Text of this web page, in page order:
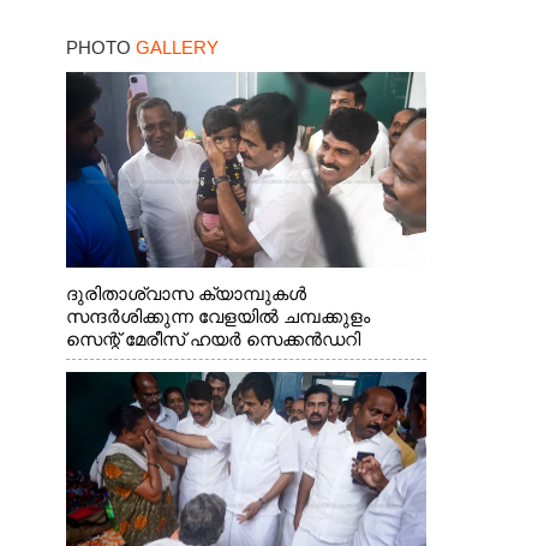
PHOTO GALLERY
ദുരിതാശ്വാസ ക്യാമ്പുകൾ
സന്ദർശിക്കുന്ന വേളയിൽ ചമ്പക്കുളം
സെന്റ് മേരീസ് ഹയർ സെക്കൻഡറി
സ്കൂളിലെ ക്യാമ്പിലെത്തിയ എ.ഐ.സി.സി
ജനറൽ സെക്രട്ടറി കെ.സി
വേണുഗോപാൽ എം.പി കുരുന്നിനെ
എടുത്ത് ലാളിച്ചപ്പോൾ. സഹകരണ-
എക്സൈസ് വകുപ്പ് മന്ത്രി എം. ലിജു,
കൃഷിവകുപ്പ് മന്ത്രി ടി. സിദ്ദിഖ്, റെജി
ചെറിയാൻ എം. എൽ. എ എന്നിവർ സമീപം